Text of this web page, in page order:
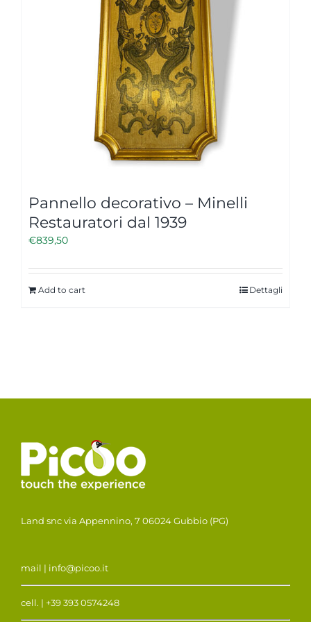
Pannello decorativo – Minelli
Restauratori dal 1939
€839,50
Add to cart Dettagli
Land snc via Appennino, 7 06024 Gubbio (PG)
mail | info@picoo.it
cell. | +39 393 0574248